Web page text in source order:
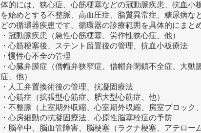
体的には、狭心症、心筋梗塞などの冠動脈疾患、抗血小
を始めとする不整脈、高血圧症、脂質異常症、糖尿病な
どの循環器疾患です。循環器の診療範囲を具体的にまと
・冠動脈疾患（急性心筋梗塞、労作性狭心症、他）
・心筋梗塞後、ステント留置後の管理、抗血小板療法
・慢性心不全の管理
・心臓弁膜症（僧帽弁狭窄症、僧帽弁閉鎖不全症、大動
症、他）
・人工弁置換術後の管理、抗凝固療法
・心筋症（拡張型心筋症、肥大型心筋症、他）
・不整脈（上室期外収縮、心室期外収縮、房室ブロック
・心房細動の抗凝固療法、心原性脳塞栓症の予防
・脳卒中、脳血管障害、脳梗塞（ラクナ梗塞、アテロー